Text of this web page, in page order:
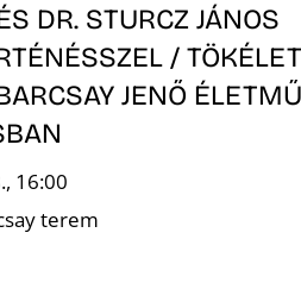
DR. STURCZ JÁNOS
/
JENŐ
16:00
terem